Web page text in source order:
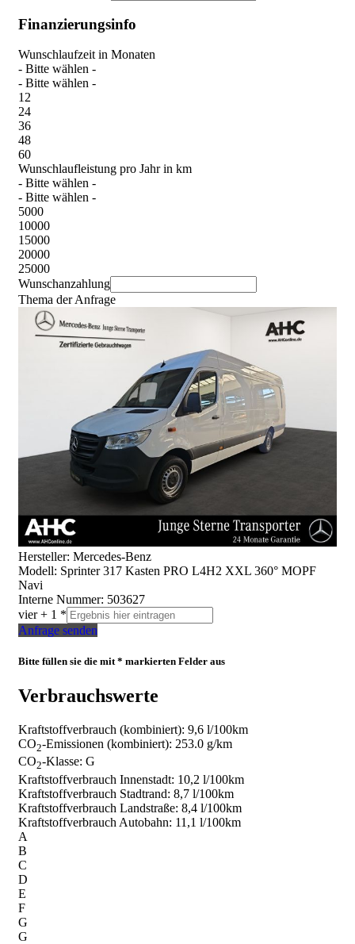
Finanzierungsinfo
Wunschlaufzeit in Monaten
- Bitte wählen -
- Bitte wählen -
12
24
36
48
60
Wunschlaufleistung pro Jahr in km
- Bitte wählen -
- Bitte wählen -
5000
10000
15000
20000
25000
Wunschanzahlung
Thema der Anfrage
Hersteller: Mercedes-Benz
Modell: Sprinter 317 Kasten PRO L4H2 XXL 360° MOPF
Navi
Interne Nummer: 503627
vier + 1 *
Anfrage senden
Bitte füllen sie die mit * markierten Felder aus
Verbrauchswerte
Kraftstoffverbrauch (kombiniert): 9,6 l/100km
CO2-Emissionen (kombiniert): 253.0 g/km
CO2-Klasse: G
Kraftstoffverbrauch Innenstadt: 10,2 l/100km
Kraftstoffverbrauch Stadtrand: 8,7 l/100km
Kraftstoffverbrauch Landstraße: 8,4 l/100km
Kraftstoffverbrauch Autobahn: 11,1 l/100km
A
B
C
D
E
F
G
G